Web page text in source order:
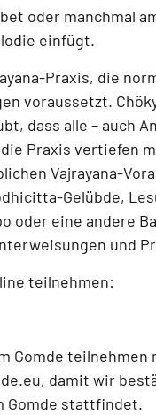
oder manchmal
einfügt.
Praxis, die
voraussetzt.
dass alle – auch
die Praxis vertiefen
Vajrayana-
Gelübde,
oder eine andere
und
teilnehmen:
Gomde teilnehmen
, damit wir
Gomde stattfindet.